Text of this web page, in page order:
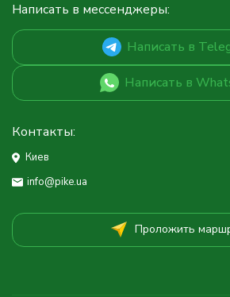
Написать в мессенджеры:
Написать в
Написать в
Контакты:
Киев
info@pike.ua
Проложить